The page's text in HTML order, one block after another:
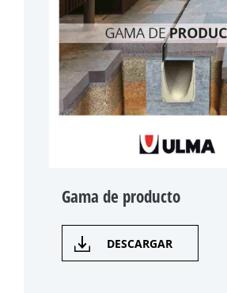
Gama de producto
DESCARGAR